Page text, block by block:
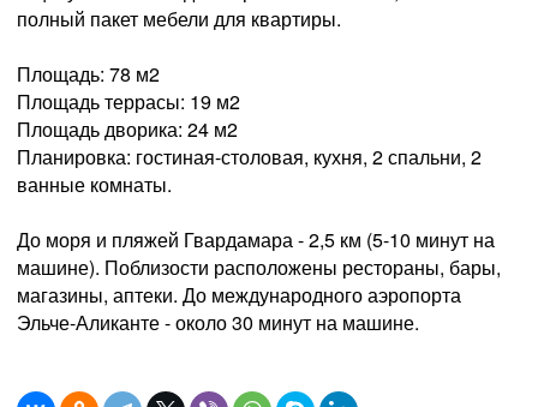
полный пакет мебели для квартиры.
Площадь: 78 м2
Площадь террасы: 19 м2
Площадь дворика: 24 м2
Планировка: гостиная-столовая, кухня, 2 спальни, 2
ванные комнаты.
До моря и пляжей Гвардамара - 2,5 км (5-10 минут на
машине). Поблизости расположены рестораны, бары,
магазины, аптеки. До международного аэропорта
Эльче-Аликанте - около 30 минут на машине.